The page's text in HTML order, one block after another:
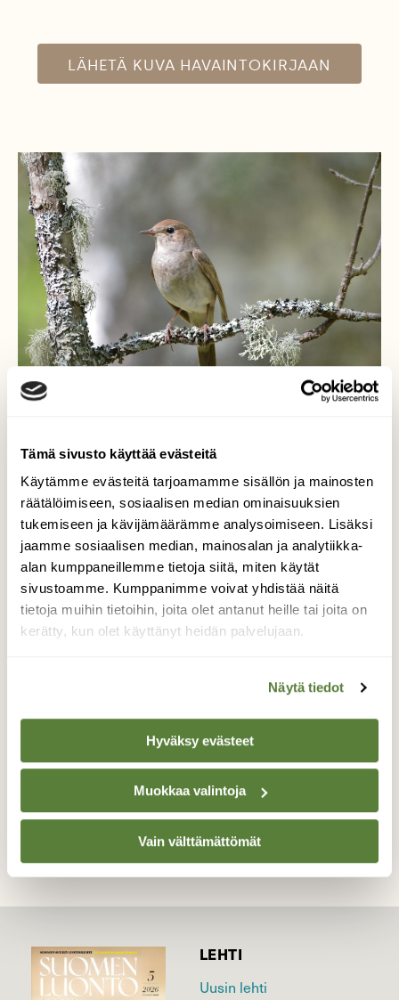
Tämä sivusto käyttää evästeitä
Käytämme evästeitä tarjoamamme sisällön ja mainosten
räätälöimiseen, sosiaalisen median ominaisuuksien
tukemiseen ja kävijämäärämme analysoimiseen. Lisäksi
jaamme sosiaalisen median, mainosalan ja analytiikka-
alan kumppaneillemme tietoja siitä, miten käytät
sivustoamme. Kumppanimme voivat yhdistää näitä
tietoja muihin tietoihin, joita olet antanut heille tai joita on
kerätty, kun olet käyttänyt heidän palvelujaan.
Näytä tiedot
Hyväksy evästeet
Muokkaa valintoja
Vain välttämättömät
LÄHETÄ KUVA HAVAINTOKIRJAAN
Satakieli.
Olimme ystäväni kanssa käymässä
Herraskoskella, Virrat. Heti kun astuimme
autosta ulos kuulimme ihana linnunlaulua.
Satakieli lauloi metsän siimeksessä.
Menimme laulunääntä kohti ja yhtäkkiä se
tuli viereiselle oksalle. Kamera oli jo viritetty
valmiiksi siltä varalta jos onnistuisi saamaan
Valokuvaaja: Harriet Lakaniemi, Herraskoski,
TAKAISIN LISTAAN
LEHTI
Uusin lehti